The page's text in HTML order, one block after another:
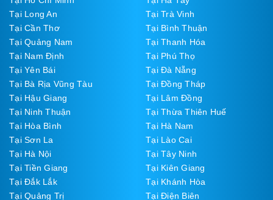
Tại Long An
Tại Trà Vinh
Tại Cần Thơ
Tại Bình Thuận
Tại Quảng Nam
Tại Thanh Hóa
Tại Nam Định
Tại Phú Thọ
Tại Yên Bái
Tại Đà Nẵng
Tại Bà Rịa Vũng Tàu
Tại Đồng Tháp
Tại Hậu Giang
Tại Lâm Đồng
Tại Ninh Thuận
Tại Thừa Thiên Huế
Tại Hòa Bình
Tại Hà Nam
Tại Sơn La
Tại Lào Cai
Tại Hà Nội
Tại Tây Ninh
Tại Tiền Giang
Tại Kiên Giang
Tại Đắk Lắk
Tại Khánh Hòa
Tại Quảng Trị
Tại Điện Biên